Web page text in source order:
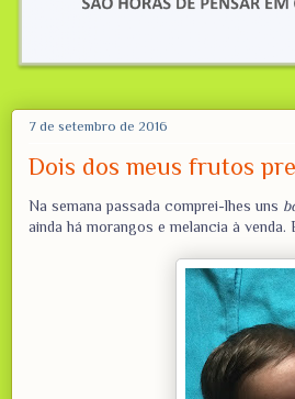
7 de setembro de 2016
Dois dos meus frutos
Na semana passada comprei-lhes uns
ainda há morangos e melancia à